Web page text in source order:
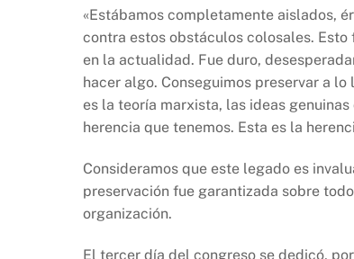
«Estábamos completamente aislados,
contra estos obstáculos colosales.
en la actualidad. Fue duro,
hacer algo. Conseguimos preservar a
es la teoría marxista, las ideas
herencia que tenemos. Esta es la
Consideramos que este legado es
preservación fue garantizada sobre
organización.
El tercer día del congreso se dedicó,